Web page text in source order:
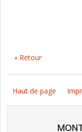
« Retour
Haut de page